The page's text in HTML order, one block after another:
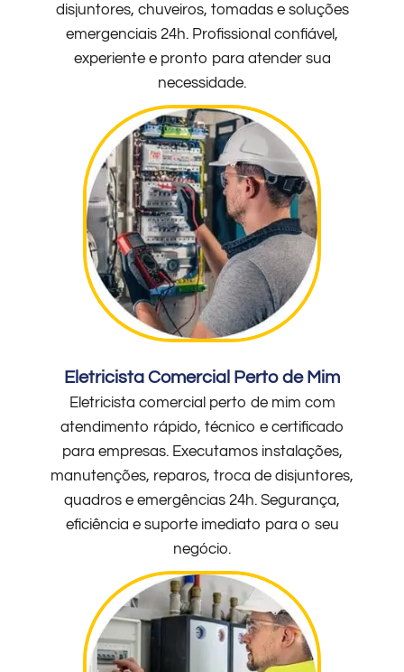
disjuntores, chuveiros, tomadas e soluções
emergenciais 24h. Profissional confiável,
experiente e pronto para atender sua
necessidade.
Eletricista Comercial Perto de Mim
Eletricista comercial perto de mim com
atendimento rápido, técnico e certificado
para empresas. Executamos instalações,
manutenções, reparos, troca de disjuntores,
quadros e emergências 24h. Segurança,
eficiência e suporte imediato para o seu
negócio.